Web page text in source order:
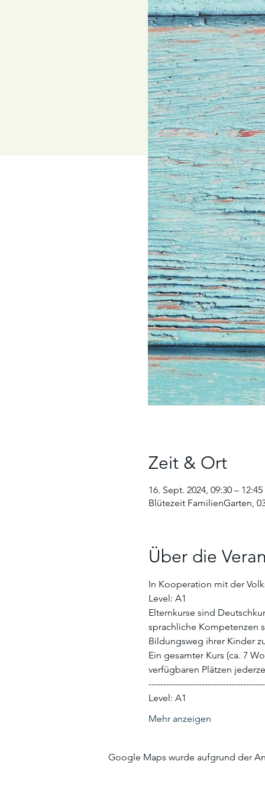
Zeit & Ort
16. Sept. 2024, 09:30 – 12:45
Blütezeit FamilienGarten,
Über die
In Kooperation mit der
Level: A1
Elternkurse sind
sprachliche Kompetenzen
Bildungsweg ihrer Kinder
Ein gesamter Kurs (ca. 7
verfügbaren Plätzen
Level: A1
Mehr anzeigen
Google Maps wurde aufgrund der